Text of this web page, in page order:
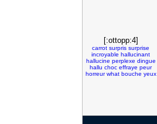
[:ottopp:4]
carrot surpris surprise
incroyable hallucinant
hallucine perplexe dingue
hallu choc effraye peur
horreur what bouche yeux